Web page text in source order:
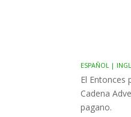
ESPAÑOL |
El Entonces
Cadena
pagano.